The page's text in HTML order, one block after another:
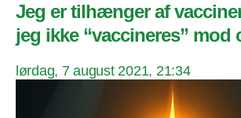
Jeg er tilhænger af
jeg ikke “vaccineres” mod
lørdag, 7 august 2021, 21:34